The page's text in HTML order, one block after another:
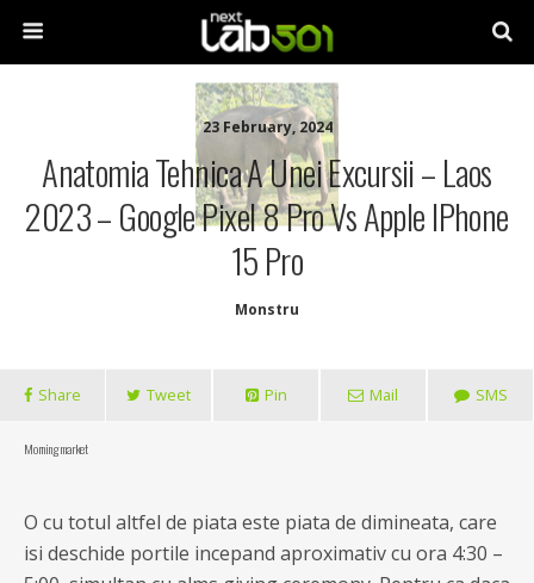
23 February, 2024
Anatomia Tehnica A Unei Excursii – Laos
2023 – Google Pixel 8 Pro Vs Apple IPhone
15 Pro
Monstru
Share Tweet Pin Mail SMS
Morning market
O cu totul altfel de piata este piata de dimineata, care
isi deschide portile incepand aproximativ cu ora 4:30 –